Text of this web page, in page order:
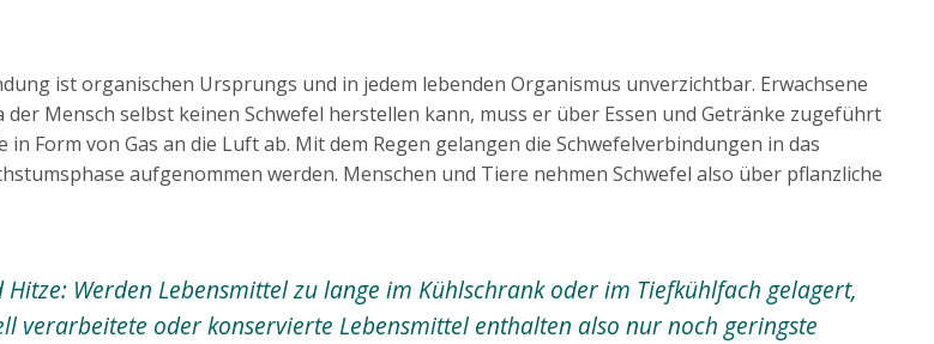
ist organischen Ursprungs und in jedem lebenden Organismus unverzichtbar. Erwachsene
Mensch selbst keinen Schwefel herstellen kann, muss er über Essen und Getränke zugeführt
Form von Gas an die Luft ab. Mit dem Regen gelangen die Schwefelverbindungen in das
aufgenommen werden. Menschen und Tiere nehmen Schwefel also über pflanzliche
Werden Lebensmittel zu lange im Kühlschrank oder im Tiefkühlfach gelagert,
oder konservierte Lebensmittel enthalten also nur noch geringste